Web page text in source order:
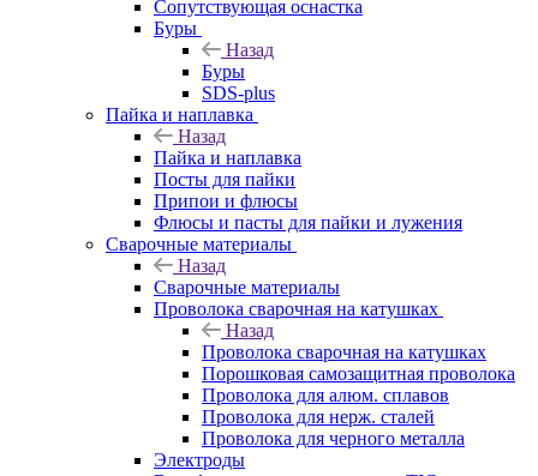
Сопутствующая оснастка
Буры
Назад
Буры
SDS-plus
Пайка и наплавка
Назад
Пайка и наплавка
Посты для пайки
Припои и флюсы
Флюсы и пасты для пайки и лужения
Сварочные материалы
Назад
Сварочные материалы
Проволока сварочная на катушках
Назад
Проволока сварочная на катушках
Порошковая самозащитная проволока
Проволока для алюм. сплавов
Проволока для нерж. сталей
Проволока для черного металла
Электроды